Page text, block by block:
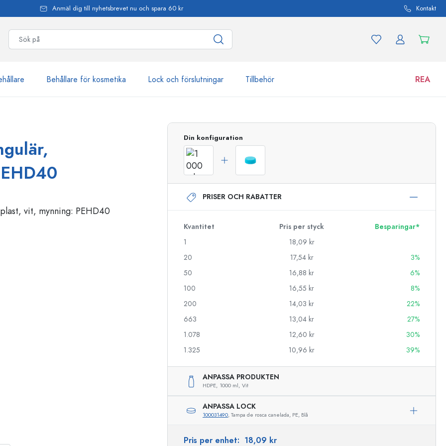
Anmäl dig till nyhetsbrevet nu och spara 60 kr Kontakt
Behållare för kosmetika Lock och förslutningar Tillbehör REA
Estal-flaskor
Sprayflaskor
Airless dispenser
Roll on-flaskor
Flaskor med motiv
Ginflaskor
Julflaskor
Dekorativa flaskor
Cylinderflaskor
Ballongflaskor
Burkar
Din konfiguration
PRISER OCH RABATTER
Kvantitet Pris per styck
Besparingar*
1
18,09 kr
20
17,54 kr
3%
50
16,88 kr
6%
100
16,55 kr
8%
200
14,03 kr
22%
663
13,04 kr
27%
1.078
12,60 kr
30%
1.325
10,96 kr 39%
ANPASSA PRODUKTEN
HDPE, 1000 ml, Vit
ANPASSA LOCK
100031490, Tampa de rosca canelada, PE, Blå
Pris per enhet: 18,09 kr